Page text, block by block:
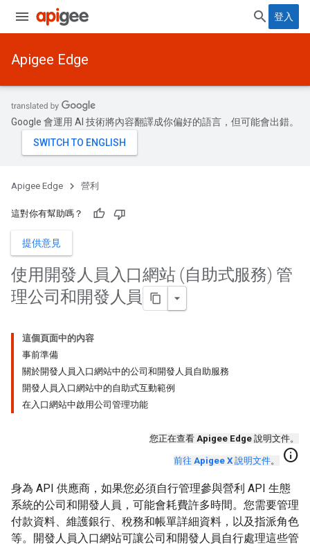
登入
Apigee Edge
Google 會運用 AI 技術將內容翻譯成你偏好的語言，但可能會出錯。
Apigee Edge 營利
這對你有幫助嗎？
提供意見
使用開發人員入口網站 (自助式服務) 管
理公司和開發人員
這個頁面中的內容
事前準備
關於開發人員入口網站中的公司和開發人員自助服務
開發人員入口網站中的自助式互動範例
在入口網站中啟用公司管理功能
您正在查看 Apigee Edge 說明文件。
前往 Apigee X 說明文件。 info
身為 API 供應商，如果您必須自行管理參與營利 API 生態
系統的公司和開發人員，可能會耗費許多時間。您需要管理
付款資料、維護銀行、稅務和帳單詳細資料，以及指派角色
等。開發人員入口網站可讓公司和開發人員自行處理這些管